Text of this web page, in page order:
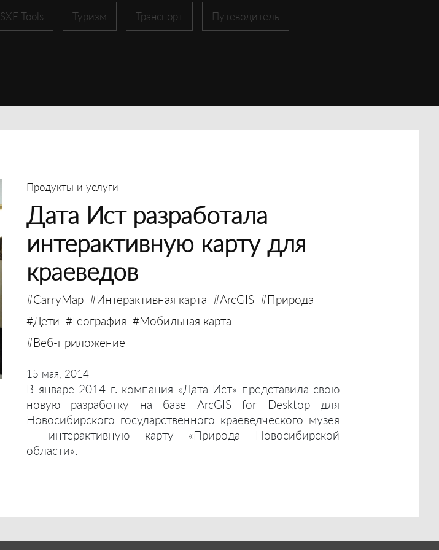
SXF Tools Туризм Транспорт Путеводитель
Продукты и услуги
Дата Ист разработала
интерактивную карту для
краеведов
#CarryMap #Интерактивная карта #ArcGIS #Природа
#Дети #География #Мобильная карта
#Веб-приложение
15 мая, 2014
В январе 2014 г. компания «Дата Ист» представила свою
новую разработку на базе ArcGIS for Desktop для
Новосибирского государственного краеведческого музея
– интерактивную карту «Природа Новосибирской
области».